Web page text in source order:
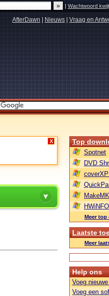
|Wachtwoord kwijt
AfterDawn Nieuws Vraag en
X Top
Spotnet
DVD
Meer top
Laatste
Meer
Help ons
Voeg
Voeg een